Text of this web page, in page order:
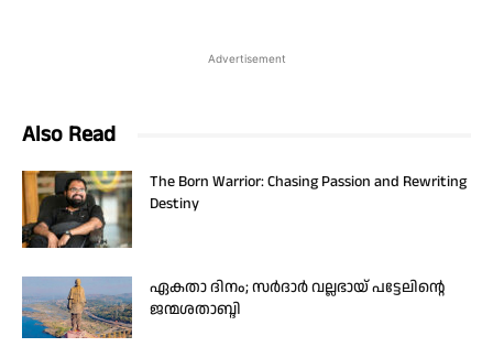
Advertisement
Also Read
The Born Warrior: Chasing Passion and Rewriting
Destiny
ഏകതാ ദിനം; സർദാർ വല്ലഭായ് പട്ടേലിന്റെ
ജന്മശതാബ്ദി